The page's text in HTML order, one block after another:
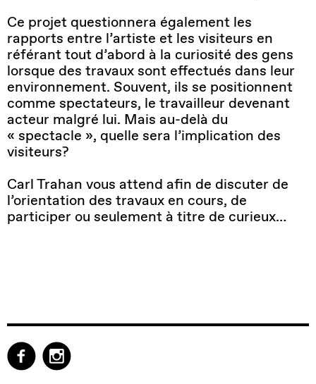
Ce projet questionnera également les
rapports entre l’artiste et les visiteurs en
référant tout d’abord à la curiosité des gens
lorsque des travaux sont effectués dans leur
environnement. Souvent, ils se positionnent
comme spectateurs, le travailleur devenant
acteur malgré lui. Mais au-delà du
« spectacle », quelle sera l’implication des
visiteurs?
Carl Trahan vous attend afin de discuter de
l’orientation des travaux en cours, de
participer ou seulement à titre de curieux…